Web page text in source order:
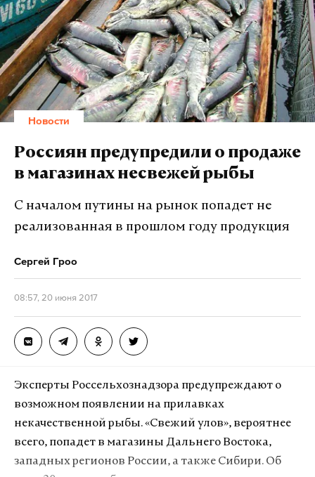
поставлена не была, а преподаватели изредка
навещали Осиповых и в основном отделывались
приватными беседами.
Поводом для возбуждения уголовного дела в
отношении директора цивильской школы №2, где
обучалась Анастасия, может послужить
халатность. За неисполнение обязанностей по
воспитанию несовершеннолетней также под
статью с большой вероятностью попадет мать
ребенка.
словам матери, девочка гуляла с братом во дворе,
а затем потерялась.
Подпишитесь на Daily Storm в
работает там, где тормозит интернет.
Макс Telegram
VK
Новости
Россиян предупредили о продаже
в магазинах несвежей рыбы
С началом путины на рынок попадет не
реализованная в прошлом году продукция
Сергей Гроо
08:57, 20 июня 2017
Эксперты Россельхознадзора предупреждают о
возможном появлении на прилавках
некачественной рыбы. «Свежий улов», вероятнее
всего, попадет в магазины Дальнего Востока,
западных регионов России, а также Сибири. Об